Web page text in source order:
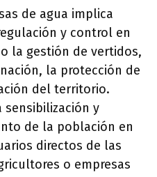
de agua implica
y control en
la gestión de vertidos,
la protección de
del territorio.
sensibilización y
de la población en
directos de las
o empresas